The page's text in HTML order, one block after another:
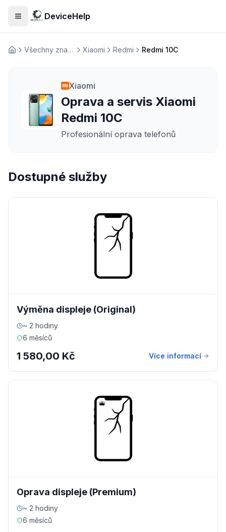
Otevřít menuDeviceHelp
Домашня Všechny značky Xiaomi Redmi Redmi 10C
Xiaomi
Oprava a servis Xiaomi
Redmi 10C
Profesionální oprava telefonů
Dostupné služby
Výměna displeje (Original)
~ 2 hodiny
6 měsíců
1 580,00 Kč Více informací
Oprava displeje (Premium)
~ 2 hodiny
6 měsíců